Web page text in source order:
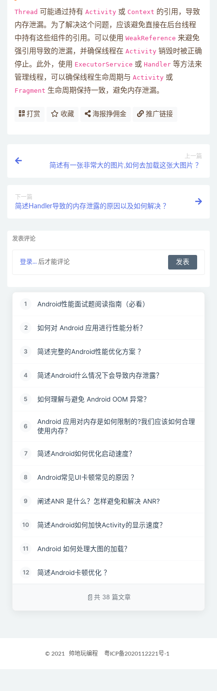
Thread 可能通过持有 Activity 或 Context 的引用，导致
内存泄漏。为了解决这个问题，应该避免直接在后台线程
中持有这些组件的引用。可以使用 WeakReference 来避免
强引用导致的泄漏，并确保线程在 Activity 销毁时被正确
停止。此外，使用 ExecutorService 或 Handler 等方法来
管理线程，可以确保线程生命周期与 Activity 或
Fragment 生命周期保持一致，避免内存泄漏。
打赏 收藏 海报挣佣金 推广链接
上一篇
简述有一张非常大的图片,如何去加载这张大图片 ？
下一篇
简述Handler导致的内存泄露的原因以及如何解决 ？
发表评论
登录... 后才能评论
1 Android性能面试题阅读指南（必看）
2 如何对 Android 应用进行性能分析？
3 简述完整的Android性能优化方案 ？
4 简述Android什么情况下会导致内存泄露？
5 如何理解与避免 Android OOM 异常？
6
Android 应用对内存是如何限制的?我们应该如何合理
使用内存？
7 简述Android如何优化启动速度？
8 Android常见UI卡顿常见的原因 ？
9 阐述ANR 是什么？怎样避免和解决 ANR?
10 简述Android如何加快Activity的显示速度？
11 Android 如何处理大图的加载？
12 简述Android卡顿优化 ？
简述Android网络优化 ？共 38 篇文章
© 2021 帅地玩编程 粤ICP备2020112221号-1